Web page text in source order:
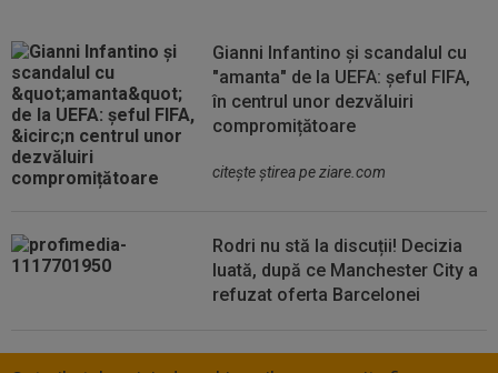
Gianni Infantino și scandalul cu
"amanta" de la UEFA: șeful FIFA,
în centrul unor dezvăluiri
compromițătoare
citeşte ştirea pe ziare.com
Rodri nu stă la discuții! Decizia
luată, după ce Manchester City a
refuzat oferta Barcelonei